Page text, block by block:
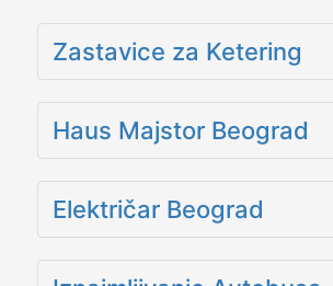
Zastavice za Ketering
Haus Majstor Beograd
Električar Beograd